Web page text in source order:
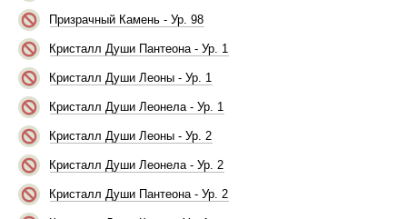
Призрачный Камень - Ур. 98
Кристалл Души Пантеона - Ур. 1
Кристалл Души Леоны - Ур. 1
Кристалл Души Леонела - Ур. 1
Кристалл Души Леоны - Ур. 2
Кристалл Души Леонела - Ур. 2
Кристалл Души Пантеона - Ур. 2